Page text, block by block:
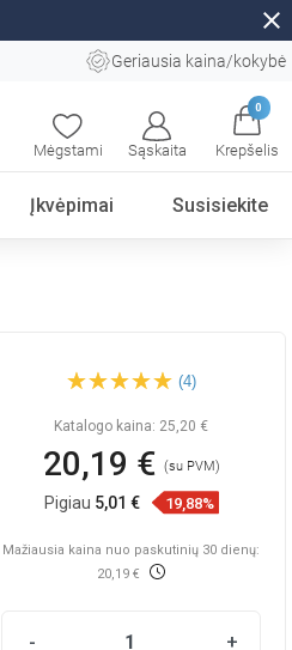
close
Geriausia kaina/kokybė
Mėgstami Sąskaita
0
Krepšelis
Įkvėpimai Susisiekite
linijiniam drenažui 70 cm,
(4)
Katalogo kaina: 25,20 €
20,19 € (su PVM)
Pigiau 5,01 € 19,88%
Mažiausia kaina nuo paskutinių 30 dienų:
20,19 €
- +